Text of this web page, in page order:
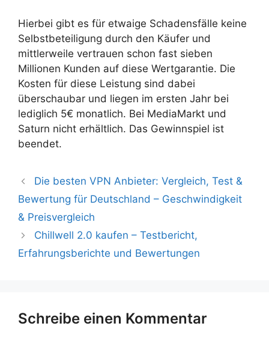
Hierbei gibt es für etwaige Schadensfälle keine
Selbstbeteiligung durch den Käufer und
mittlerweile vertrauen schon fast sieben
Millionen Kunden auf diese Wertgarantie. Die
Kosten für diese Leistung sind dabei
überschaubar und liegen im ersten Jahr bei
lediglich 5€ monatlich. Bei MediaMarkt und
Saturn nicht erhältlich. Das Gewinnspiel ist
beendet.
Die besten VPN Anbieter: Vergleich, Test &
Bewertung für Deutschland – Geschwindigkeit
& Preisvergleich
Chillwell 2.0 kaufen – Testbericht,
Erfahrungsberichte und Bewertungen
Schreibe einen Kommentar